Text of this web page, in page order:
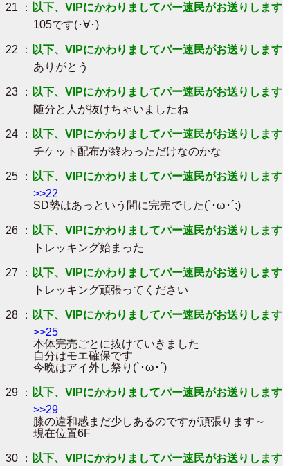
21 ： 以下、VIPにかわりましてパー速民がお送りします
105です(･∀･)
22 ： 以下、VIPにかわりましてパー速民がお送りします
ありがとう
23 ： 以下、VIPにかわりましてパー速民がお送りします
随分と人が抜けちゃいましたね
24 ： 以下、VIPにかわりましてパー速民がお送りします
チケット配布が終わっただけなのかな
25 ： 以下、VIPにかわりましてパー速民がお送りします
>>22
SD勢はあっという間に完売でした(`･ω･´;)
26 ： 以下、VIPにかわりましてパー速民がお送りします
トレッキング始まった
27 ： 以下、VIPにかわりましてパー速民がお送りします
トレッキング頑張ってください
28 ： 以下、VIPにかわりましてパー速民がお送りします
>>25
本体完売ごとに抜けていきました
自分はモエ確保です
今晩はアイ外し祭り(`･ω･´)
29 ： 以下、VIPにかわりましてパー速民がお送りします
>>29
膝の違和感まだ少しあるのですが頑張ります～
現在位置6F
30 ： 以下、VIPにかわりましてパー速民がお送りします